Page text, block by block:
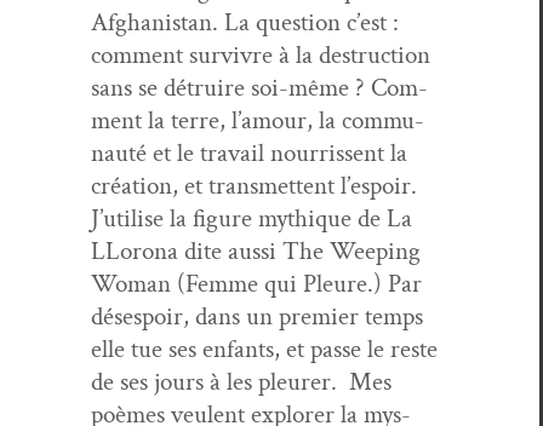
Afghanistan. La ques­tion c’est :
com­ment sur­vivre à la destruc­tion
sans se détru­ire soi-même ? Com­
ment la terre, l’amour, la com­mu­
nauté et le tra­vail nour­ris­sent la
créa­tion, et trans­met­tent l’espoir.
J’utilise la fig­ure mythique de La
LLorona dite aus­si The Weep­ing
Woman (Femme qui Pleure.) Par
dés­espoir, dans un pre­mier temps
elle tue ses enfants, et passe le reste
de ses jours à les pleur­er. Mes
poèmes veu­lent explor­er la mys­